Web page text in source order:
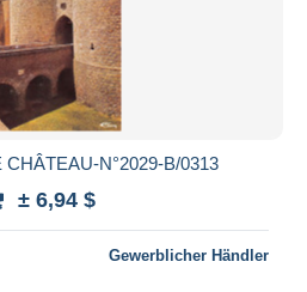
N°2029-B/0313
± 6,94 $
Gewerblicher Händler